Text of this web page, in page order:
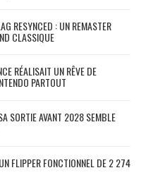
RESYNCED : UN REMASTER
CLASSIQUE
RÉALISAIT UN RÊVE DE
PARTOUT
SORTIE AVANT 2028 SEMBLE
FLIPPER FONCTIONNEL DE 2 274